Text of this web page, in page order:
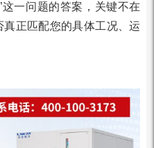
一问题的答案，关键不在
正匹配您的具体工况、运